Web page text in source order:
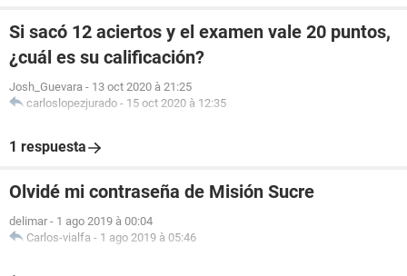
Si sacó 12 aciertos y el examen vale 20 puntos,
¿cuál es su calificación?
Josh_Guevara - 13 oct 2020 à 21:25
carloslopezjurado - 15 oct 2020 à 12:35
1 respuesta
Olvidé mi contraseña de Misión Sucre
delimar - 1 ago 2019 à 00:04
Carlos-vialfa - 1 ago 2019 à 05:46